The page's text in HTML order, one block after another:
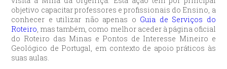
objetivo capacitar professores e profissionais do Ensino, a
conhecer e utilizar não apenas o Guia de Serviços do
Roteiro, mas também, como melhor aceder à página oficial
do Roteiro das Minas e Pontos de Interesse Mineiro e
Geológico de Portugal, em contexto de apoio práticos às
suas aulas.